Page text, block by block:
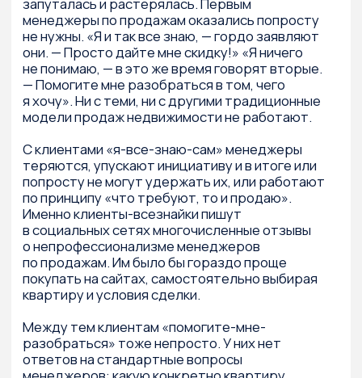
Далее мы перешли к анализу эффективности
работы отдела продаж, проанализировали
бизнес-процессы, техники работы
менеджеров по продажам. Ведь то, как
работают наши продавцы, имеет
значительное влияние на итог переговоров
и здесь важны мотивация, системное
обучение, тренировки и контроль.
Мы завершили аудит отдела продаж анализом
наряду с маркетинговыми активностями
должен дать нам дополнительный поток
клиентов.
Поскольку мы писали эту книгу как
инструкцию, то перед нами стояло две
задачи. С одной стороны, необходимо было
обозначить вопросы, которые нужно
задавать, проводя аудит. А с другой — дать
некие тезисы и рекомендации, которые
показывают, как решать поставленные задачи.
Поэтому в книге вы найдете и то, и другое.
Для кого эта книга
Эта книга будет полезна, прежде всего,
исполнительному директору, которому
необходимо, чтобы компания была «здорова»
и работала как часы. Директору по маркетингу
и продажам (или коммерческому директору)
эта книга поможет оценивать работу отдела